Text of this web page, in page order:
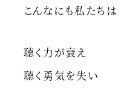
こんなにも私たちは
聴く力が衰え
聴く勇気を失い